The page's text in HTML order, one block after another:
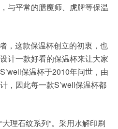
与平常的膳魔师、虎牌等保温
，这款保温杯创立的初衷，也
计一款好看的保温杯来让大家
保温杯于2010年问世，由
，因此每一款S’well保温杯都
理石纹系列”。采用水解印刷